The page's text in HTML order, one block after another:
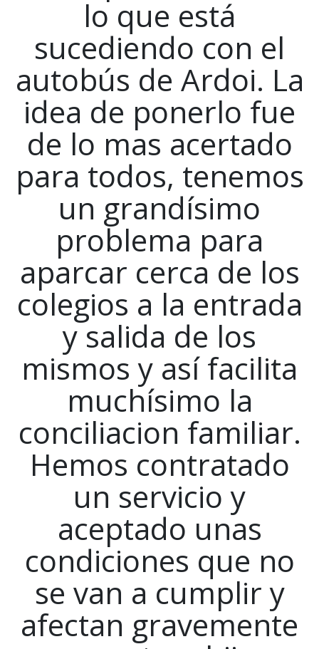
lo que está
sucediendo con el
autobús de Ardoi. La
idea de ponerlo fue
de lo mas acertado
para todos, tenemos
un grandísimo
problema para
aparcar cerca de los
colegios a la entrada
y salida de los
mismos y así facilita
muchísimo la
conciliacion familiar.
Hemos contratado
un servicio y
aceptado unas
condiciones que no
se van a cumplir y
afectan gravemente